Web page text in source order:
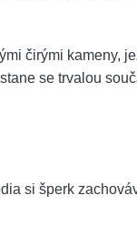
čirými kameny,
se trvalou
si šperk